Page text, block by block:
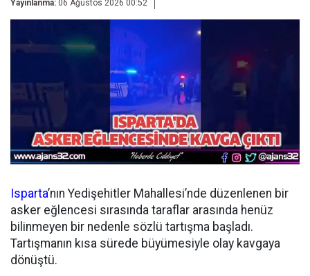
Yayınlanma: 06 Ağustos 2026 00:52
Isparta’nın Yedişehitler Mahallesi’nde düzenlenen bir
asker eğlencesi sırasında taraflar arasında henüz
bilinmeyen bir nedenle sözlü tartışma başladı.
Tartışmanın kısa sürede büyümesiyle olay kavgaya
dönüştü.